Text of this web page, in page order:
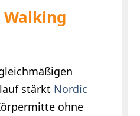
stärkt Nordic
ohne